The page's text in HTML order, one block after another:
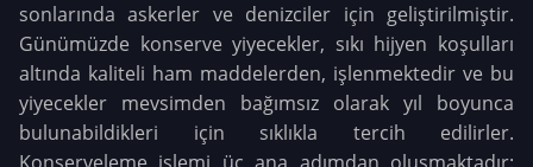
sonlarında askerler ve denizciler için geliştirilmiştir.
Günümüzde konserve yiyecekler, sıkı hijyen koşulları
altında kaliteli ham maddelerden, işlenmektedir ve bu
yiyecekler mevsimden bağımsız olarak yıl boyunca
bulunabildikleri için sıklıkla tercih edilirler.